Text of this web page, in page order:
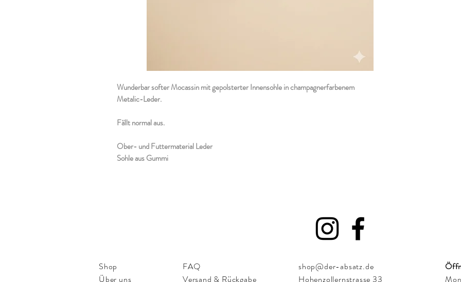
Wunderbar softer Mocassin mit gepolsterter Innensohle in champagnerfarbenem
Metalic-Leder.
Fällt normal aus.
Ober- und Futtermaterial Leder
Sohle aus Gummi
Shop
Über uns
FAQ
Versand & Rückgabe
shop@der-absatz.de
Hohenzollernstrasse 33